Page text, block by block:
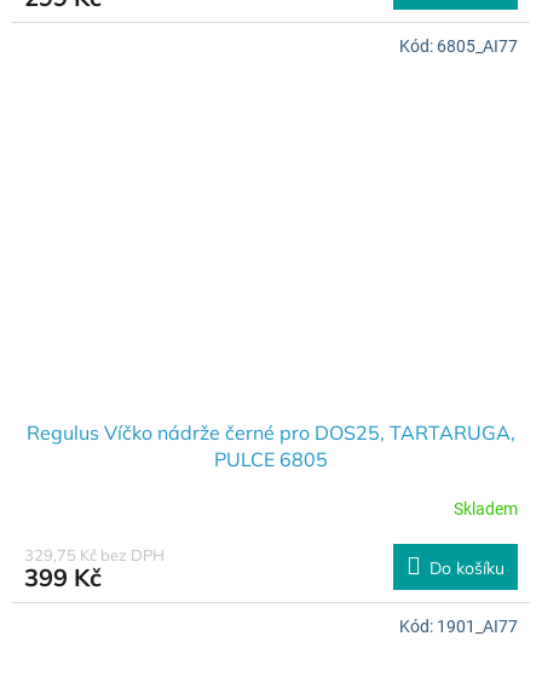
Regulus Víčko nádrže černé pro DOS25, TARTARUGA,
PULCE 6805
Skladem
329,75 Kč bez DPH
399 Kč Do košíku
Kód: 6805_AI77
Kód: 1901_AI77